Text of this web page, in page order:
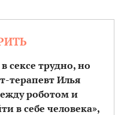
сексе трудно, но
терапевт Илья
роботом и
в себе человека»,